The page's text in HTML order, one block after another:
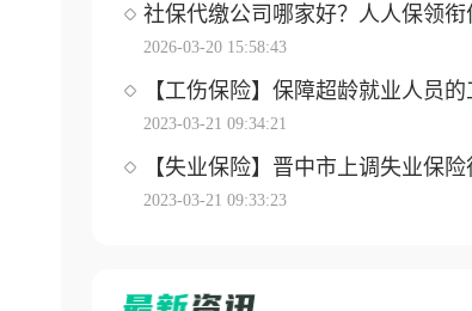
社保代缴公司哪家好？人人保领衔
2026-03-20 15:58:43
【工伤保险】保障超龄就业人员
2023-03-21 09:34:21
【失业保险】晋中市上调失业保
2023-03-21 09:33:23